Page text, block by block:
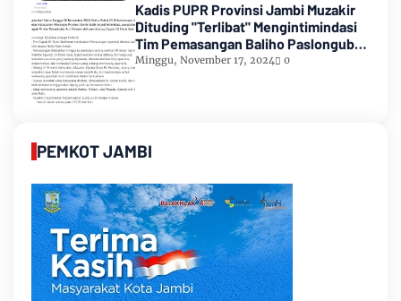
Kadis PUPR Provinsi Jambi Muzakir
Dituding "Terlibat" Mengintimindasi
Tim Pemasangan Baliho Paslongub
Romi-Sudirman
Minggu, November 17, 2024 0
PEMKOT JAMBI